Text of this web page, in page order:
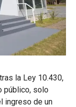
la Ley 10.430,
público, solo
ingreso de un